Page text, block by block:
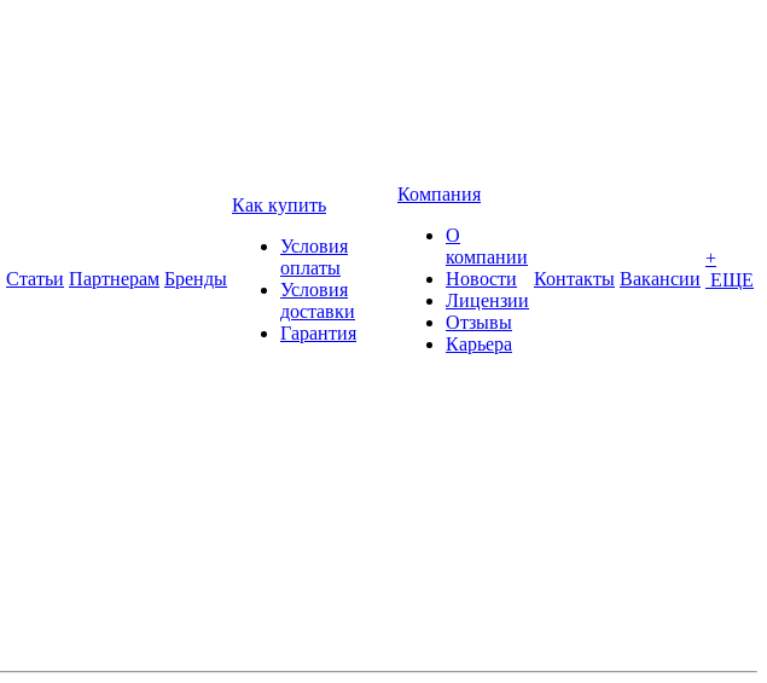
Статьи Партнерам Бренды
Как купить
Условия
оплаты
Условия
доставки
Гарантия
Компания
О
компании
Новости
Лицензии
Отзывы
Карьера
Контакты Вакансии
+
ЕЩЕ